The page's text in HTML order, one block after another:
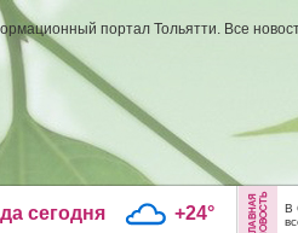
портал Тольятти. Все
сегодня +24°
В